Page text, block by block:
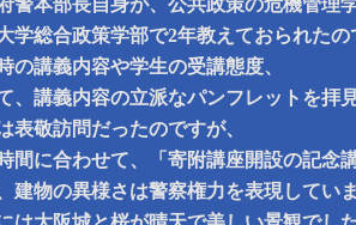
警本部長自身が、公共政策の危機管理
学総合政策学部で2年教えておられたの
の講義内容や学生の受講態度、
、講義内容の立派なパンフレットを拝
表敬訪問だったのですが、
間に合わせて、「寄附講座開設の記念
建物の異様さは警察権力を表現してい